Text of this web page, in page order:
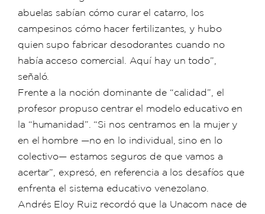
abuelas sabían cómo curar el catarro, los
campesinos cómo hacer fertilizantes, y hubo
quien supo fabricar desodorantes cuando no
había acceso comercial. Aquí hay un todo”,
señaló.
Frente a la noción dominante de “calidad”, el
profesor propuso centrar el modelo educativo en
la “humanidad”. “Si nos centramos en la mujer y
en el hombre —no en lo individual, sino en lo
colectivo— estamos seguros de que vamos a
acertar”, expresó, en referencia a los desafíos que
enfrenta el sistema educativo venezolano.
Andrés Eloy Ruiz recordó que la Unacom nace de